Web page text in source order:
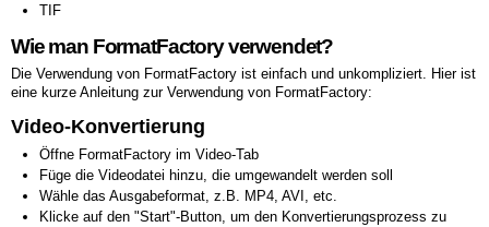
TIF
Wie man FormatFactory verwendet?
Die Verwendung von FormatFactory ist einfach und unkompliziert. Hier ist
eine kurze Anleitung zur Verwendung von FormatFactory:
Video-Konvertierung
Öffne FormatFactory im Video-Tab
Füge die Videodatei hinzu, die umgewandelt werden soll
Wähle das Ausgabeformat, z.B. MP4, AVI, etc.
Klicke auf den "Start"-Button, um den Konvertierungsprozess zu